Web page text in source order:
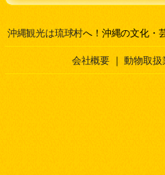
沖縄観光は琉球村へ！沖縄の文化・
会社概要 ｜ 動物取扱